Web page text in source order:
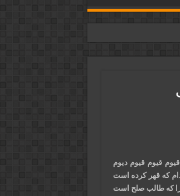
قیوم قیوم دیوم
که قهر کرده است
که طالب صلح است